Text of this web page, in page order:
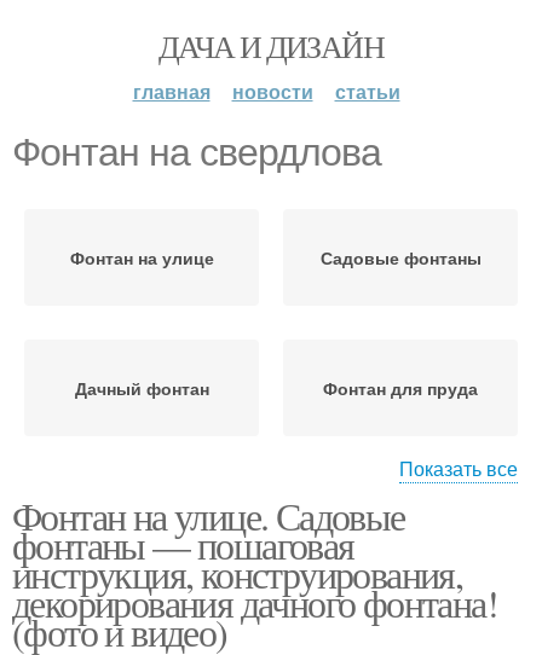
ДАЧА И ДИЗАЙН
главная новости статьи
Фонтан на свердлова
Фонтан на улице Садовые фонтаны
Дачный фонтан Фонтан для пруда
Фонтан на даче Фонтаны для сада
Новый фонтан
Показать все
Фонтан на улице. Садовые
фонтаны — пошаговая
инструкция, конструирования,
декорирования дачного фонтана!
(фото и видео)